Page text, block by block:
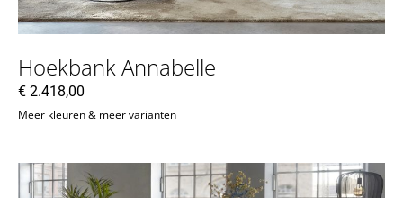
Hoekbank Annabelle
€ 2.418,00
Meer kleuren & meer varianten